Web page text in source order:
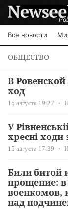
Все новости
ОБЩЕСТВО
В
ход
15 августа 19:27
У
хресні ходи
15 августа 17:39
Били битой
прощение: в
военкомов,
над